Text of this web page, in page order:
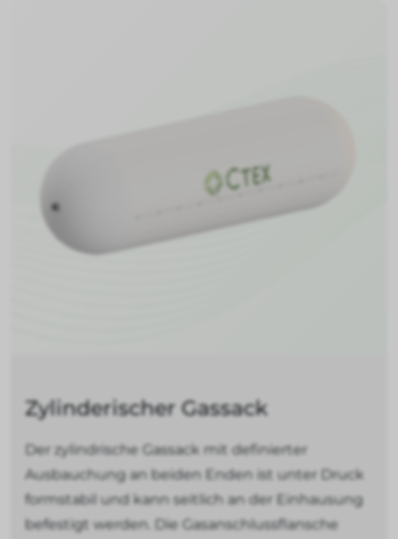
Zylinderischer Gassack
Der zylindrische Gassack mit definierter
Ausbauchung an beiden Enden ist unter Druck
formstabil und kann seitlich an der Einhausung
befestigt werden. Die Gasanschlussflansche